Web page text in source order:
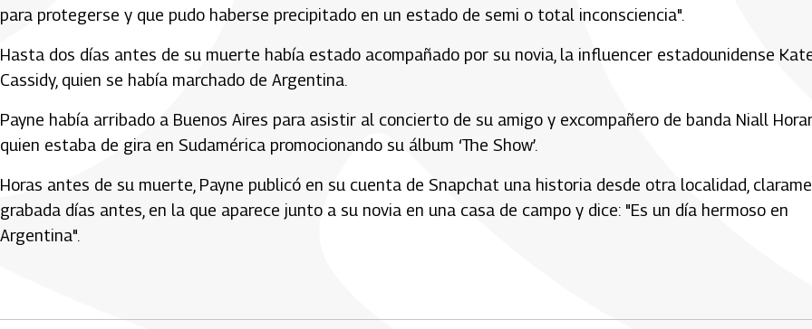
para protegerse y que pudo haberse precipitado en un estado de semi o total inconsciencia".
Hasta dos días antes de su muerte había estado acompañado por su novia, la influencer estadounidense
Cassidy, quien se había marchado de Argentina.
Payne había arribado a Buenos Aires para asistir al concierto de su amigo y excompañero de banda Niall
quien estaba de gira en Sudamérica promocionando su álbum ‘The Show’.
Horas antes de su muerte, Payne publicó en su cuenta de Snapchat una historia desde otra localidad,
grabada días antes, en la que aparece junto a su novia en una casa de campo y dice: "Es un día hermoso en
Argentina".